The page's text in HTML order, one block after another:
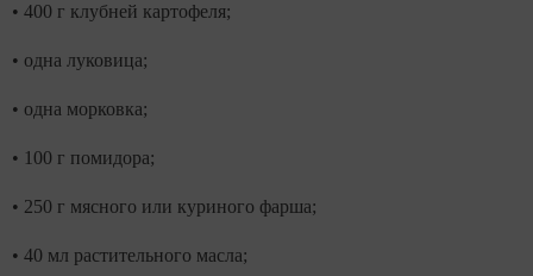
• 400 г клубней картофеля;
• одна луковица;
• одна морковка;
• 100 г помидора;
• 250 г мясного или куриного фарша;
• 40 мл растительного масла;